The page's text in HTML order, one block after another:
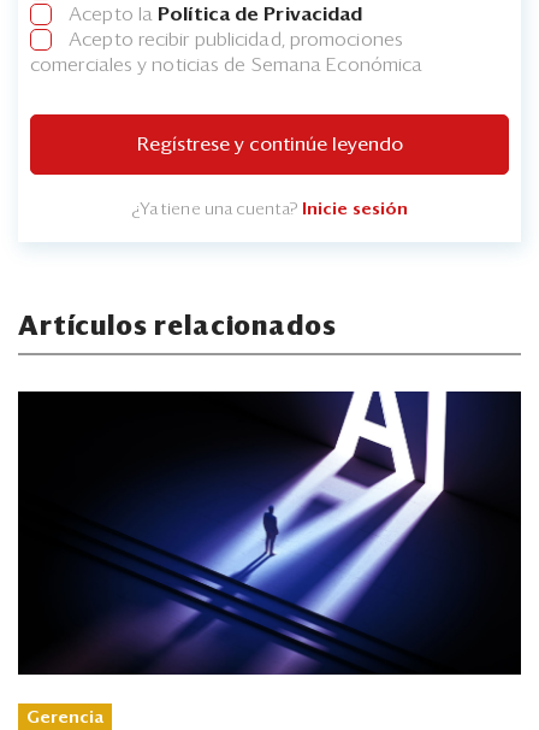
Acepto la Política de Privacidad
Acepto recibir publicidad, promociones
comerciales y noticias de Semana Económica
Regístrese y continúe leyendo
¿Ya tiene una cuenta? Inicie sesión
Artículos relacionados
Gerencia